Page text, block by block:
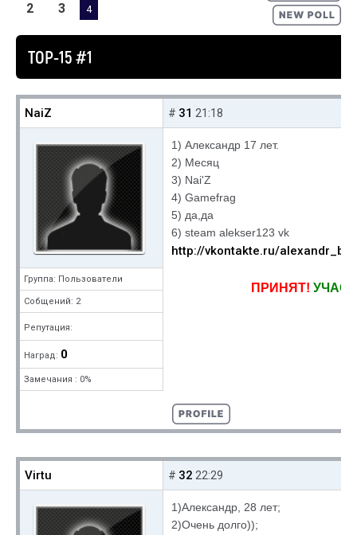
2 3 4
TOP-15 #1
NaiZ
Группа: Пользователи
Собщений: 2
Репутация:
Наград: 0
Замечания : 0%
# 31 21:18
1) Александр 17 лет.
2) Месяц
3) Nai'Z
4) Gamefrag
5) да,да
6) steam alekser123 vk
http://vkontakte.ru/
ПРИНЯТ!
Virtu # 32 22:29
1)Александр, 28 лет;
2)Очень долго));